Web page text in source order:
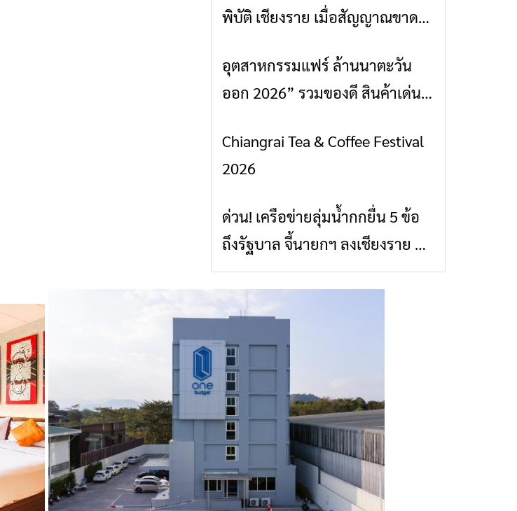
พิบัติ เชียงราย เมื่อสัญญาณขาด
ข่าวเชียงราย
อุตสาหกรรมแฟร์ ล้านนาตะวัน
ออก 2026” รวมของดี สินค้าเด่น
เชียงราย พะเยา แพร่ และน่าน
พร้อมชมคอนเสิร์ตจากศิลปินชื่อ
ข่าวเชียงราย
Chiangrai Tea & Coffee Festival
2026
ข่าวเชียงราย
ด่วน! เครือข่ายลุ่มน้ำกกยื่น 5 ข้อ
ถึงรัฐบาล จี้นายกฯ ลงเชียงราย แก้
วิกฤตสารปนเปื้อนต้นน้ำ